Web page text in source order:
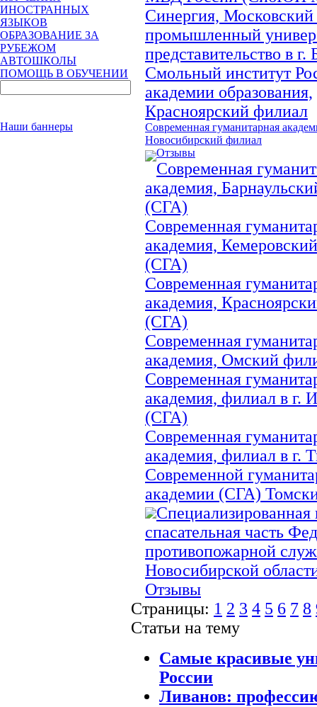
ИНОСТРАННЫХ
ЯЗЫКОВ
ОБРАЗОВАНИЕ ЗА
РУБЕЖОМ
АВТОШКОЛЫ
ПОМОЩЬ В ОБУЧЕНИИ
Наши баннеры
Синергия,
промышленный
представительство в г.
Смольный институт
академии образования,
Красноярский филиал
Современная гуманитарная
Новосибирский филиал
Отзывы
Современная
академия,
(СГА)
Современная
академия,
(СГА)
Современная
академия,
(СГА)
Современная
академия, Омский
Современная
академия, филиал в г.
(СГА)
Современная
академия, филиал в г.
Современной
академии (СГА)
спасательная часть
противопожарной
Новосибирской
Отзывы
Страницы: 1 2 3 4 5 6 7 8
Статьи на тему
Самые красивые
Роcсии
Ливанов: